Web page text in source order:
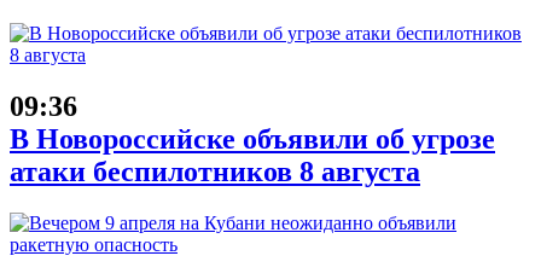
09:36
В Новороссийске объявили об угрозе
атаки беспилотников 8 августа